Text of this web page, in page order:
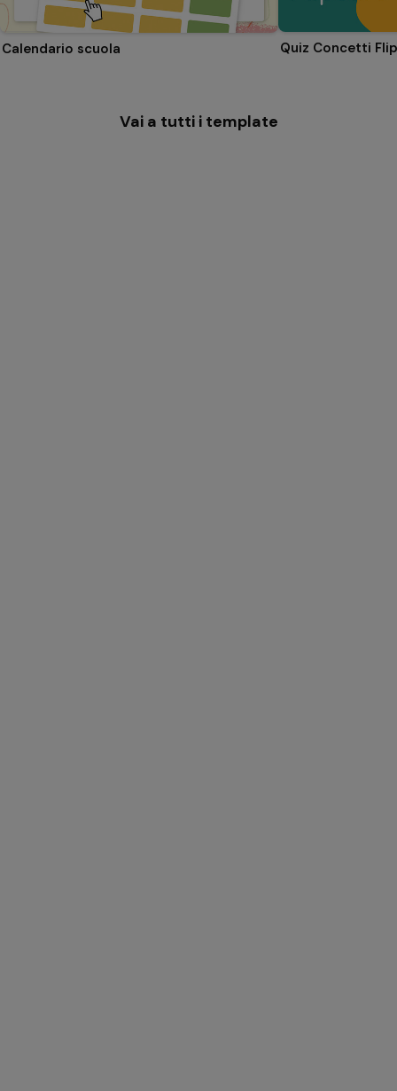
Calendario scuola Quiz Concetti
Vai a tutti i template